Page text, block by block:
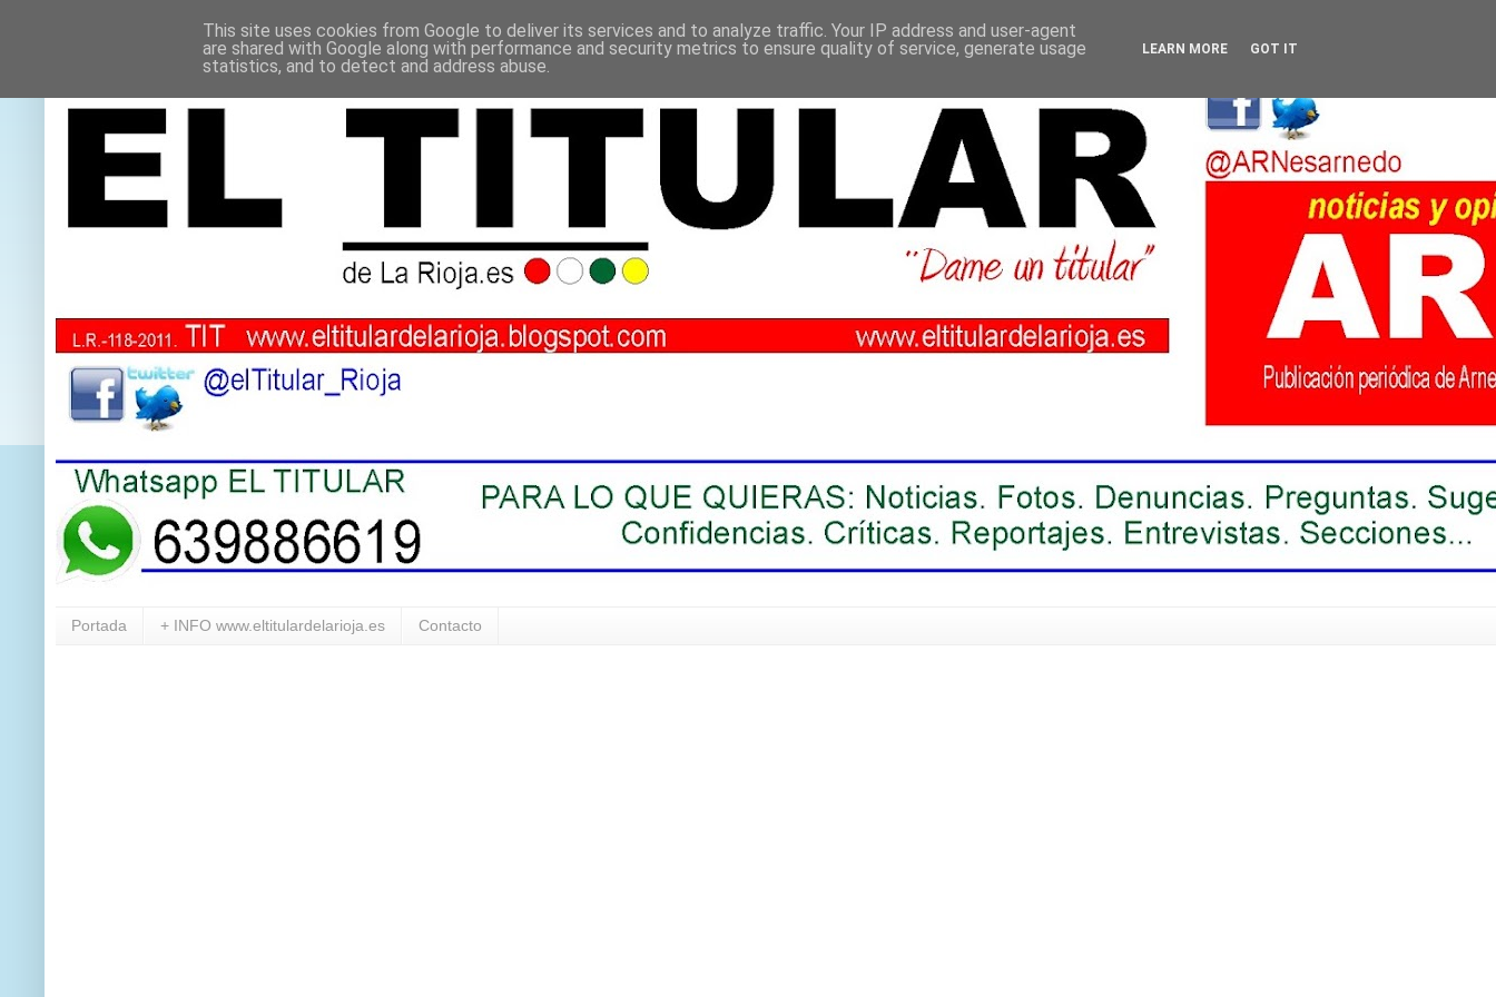
Portada + INFO www.eltitulardelarioja.es Contacto
This site uses cookies from Google to deliver its services and to analyze traffic. Your IP address and user-agent
are shared with Google along with performance and security metrics to ensure quality of service, generate usage
statistics, and to detect and address abuse.
LEARN MORE GOT IT